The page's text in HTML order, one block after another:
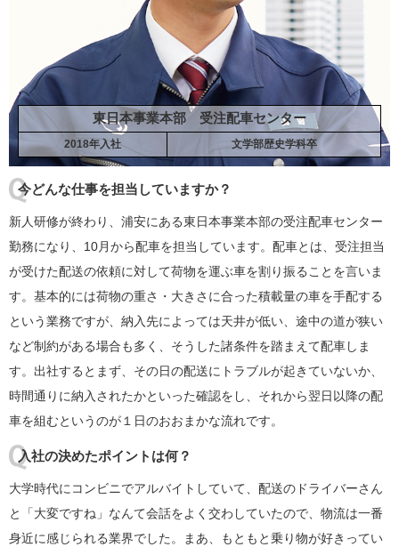
東日本事業本部 受注配車センター
2018年入社 文学部歴史学科卒
今どんな仕事を担当していますか？
新人研修が終わり、浦安にある東日本事業本部の受注配車センター
勤務になり、10月から配車を担当しています。配車とは、受注担当
が受けた配送の依頼に対して荷物を運ぶ車を割り振ることを言いま
す。基本的には荷物の重さ・大きさに合った積載量の車を手配する
という業務ですが、納入先によっては天井が低い、途中の道が狭い
など制約がある場合も多く、そうした諸条件を踏まえて配車しま
す。出社するとまず、その日の配送にトラブルが起きていないか、
時間通りに納入されたかといった確認をし、それから翌日以降の配
車を組むというのが１日のおおまかな流れです。
入社の決めたポイントは何？
大学時代にコンビニでアルバイトしていて、配送のドライバーさん
と「大変ですね」なんて会話をよく交わしていたので、物流は一番
身近に感じられる業界でした。まあ、もともと乗り物が好きってい